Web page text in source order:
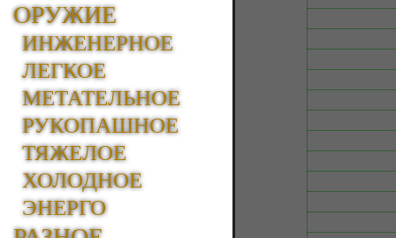
ОРУЖИЕ
ИНЖЕНЕРНОЕ
ЛЕГКОЕ
МЕТАТЕЛЬНОЕ
РУКОПАШНОЕ
ТЯЖЕЛОЕ
ХОЛОДНОЕ
ЭНЕРГО